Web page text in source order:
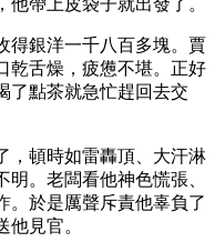
得銀洋一千八百多塊。賈
乾舌燥，疲憊不堪。正好
了點茶就急忙趕回去交
，頓時如雷轟頂、大汗淋
。老闆看他神色慌張、
。於是厲聲斥責他辜負了
見官。